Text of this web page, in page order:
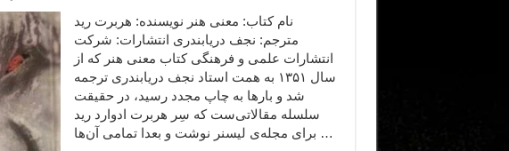
نام کتاب: معنی هنر نویسنده: هربرت رید
مترجم: نجف دریابندری انتشارات: شرکت
انتشارات علمی و فرهنگی کتاب معنی هنر که از
سال ۱۳۵۱ به همت استاد نجف دریابندری ترجمه
شد و بارها به چاپ مجدد رسید، در حقیقت
سلسله مقالاتی‌ست که سِر هربرت ادوارد رید
برای مجله‌ی لیسنر نوشت و بعدا تمامی آن‌ها …